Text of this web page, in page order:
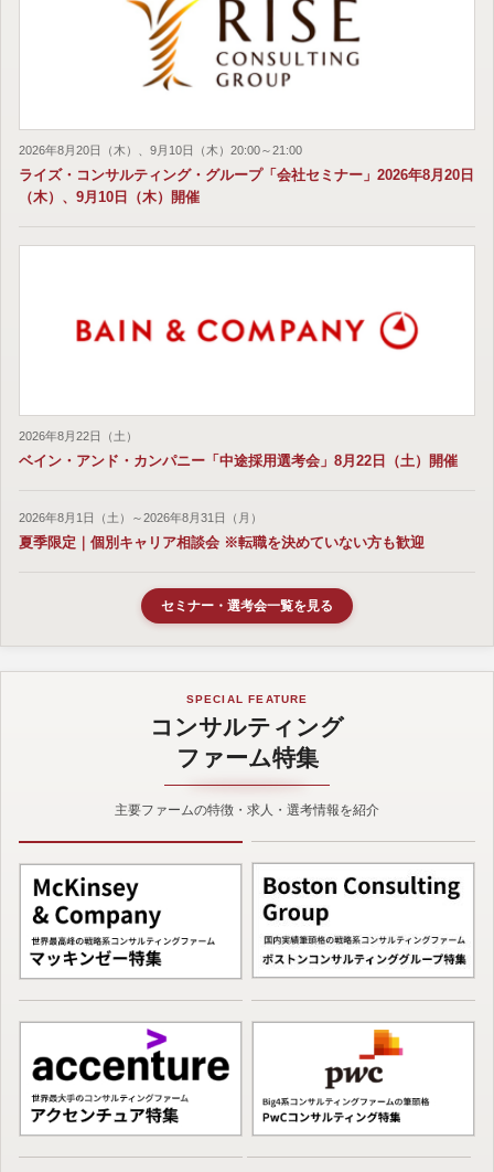
2026年8月20日（木）、9月10日（木）20:00～21:00
ライズ・コンサルティング・グループ「会社セミナー」2026年8月20日
（木）、9月10日（木）開催
2026年8月22日（土）
ベイン・アンド・カンパニー「中途採用選考会」8月22日（土）開催
2026年8月1日（土）～2026年8月31日（月）
夏季限定｜個別キャリア相談会 ※転職を決めていない方も歓迎
セミナー・選考会一覧を見る
SPECIAL FEATURE
コンサルティング
ファーム特集
主要ファームの特徴・求人・選考情報を紹介